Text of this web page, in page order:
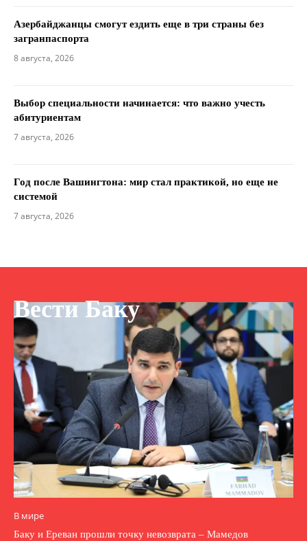
Азербайджанцы смогут ездить еще в три страны без
загранпаспорта
8 августа, 2026
Выбор специальности начинается: что важно учесть
абитуриентам
7 августа, 2026
Год после Вашингтона: мир стал практикой, но еще не
системой
7 августа, 2026
Вести Баку
В мире
Баку и Ереван прошли точку невозврата – Мамедов